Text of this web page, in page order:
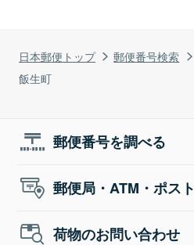
日本郵便トップ 郵便番号検索
飯生町
郵便番号を調べる
郵便局・ATM・ポス
荷物のお問い合わせ